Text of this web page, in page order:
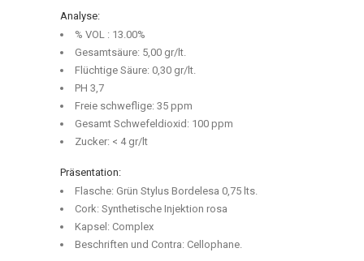
Analyse:
% VOL : 13.00%
Gesamtsäure: 5,00 gr/lt.
Flüchtige Säure: 0,30 gr/lt.
PH 3,7
Freie schweflige: 35 ppm
Gesamt Schwefeldioxid: 100 ppm
Zucker: < 4 gr/lt
Präsentation:
Flasche: Grün Stylus Bordelesa 0,75 lts.
Cork: Synthetische Injektion rosa
Kapsel: Complex
Beschriften und Contra: Cellophane.